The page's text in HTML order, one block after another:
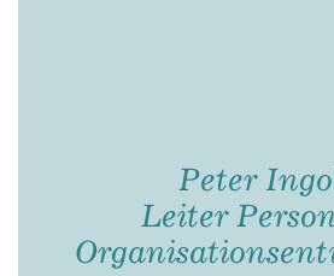
Peter
Leiter